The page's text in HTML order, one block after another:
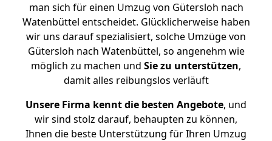
man sich für einen Umzug von Gütersloh nach
Watenbüttel entscheidet. Glücklicherweise haben
wir uns darauf spezialisiert, solche Umzüge von
Gütersloh nach Watenbüttel, so angenehm wie
möglich zu machen und Sie zu unterstützen,
damit alles reibungslos verläuft
Unsere Firma kennt die besten Angebote, und
wir sind stolz darauf, behaupten zu können,
Ihnen die beste Unterstützung für Ihren Umzug